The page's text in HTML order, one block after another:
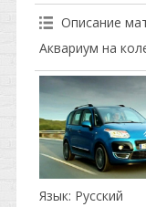
Описание
Аквариум на
Язык: Русский